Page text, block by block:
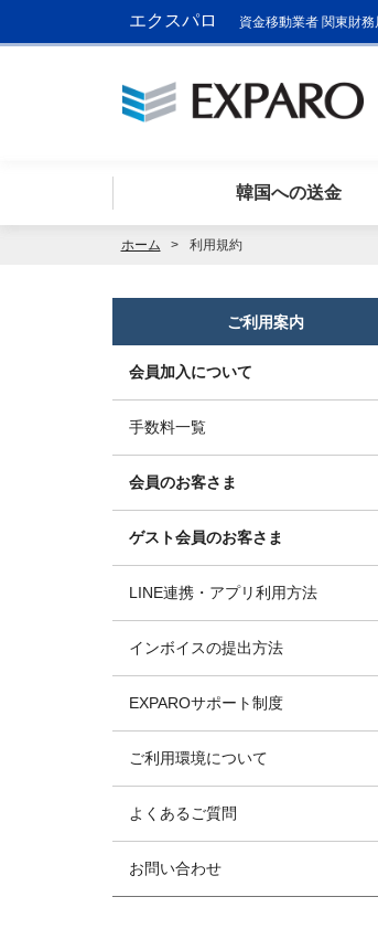
エクスパロ 資金移動業者 関東財
韓国への送金
ホーム 利用規約
ご利用案内
会員加入について
手数料一覧
会員のお客さま
ゲスト会員のお客さま
LINE連携・アプリ利用方法
インボイスの提出方法
EXPAROサポート制度
ご利用環境について
よくあるご質問
お問い合わせ